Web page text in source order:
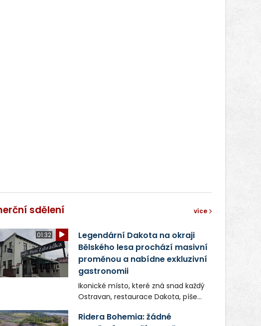
sdělení více
01:32
Legendární Dakota na okraji
Bělského lesa prochází masivní
proměnou a nabídne exkluzivní
gastronomii
Ikonické místo, které zná snad každý
Ostravan, restaurace Dakota, píše
společnost Dang Investment Group
Ridera Bohemia: žádné